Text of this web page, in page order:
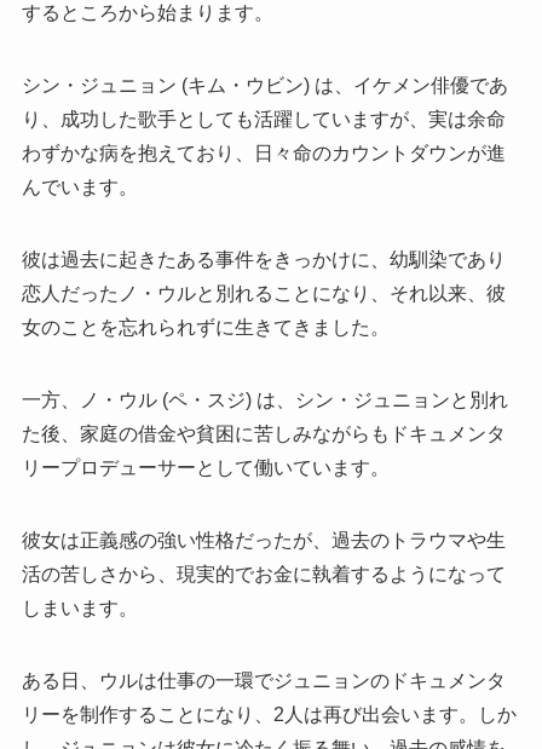
するところから始まります。
シン・ジュニョン (キム・ウビン) は、イケメン俳優であ
り、成功した歌手としても活躍していますが、実は余命
わずかな病を抱えており、日々命のカウントダウンが進
んでいます。
彼は過去に起きたある事件をきっかけに、幼馴染であり
恋人だったノ・ウルと別れることになり、それ以来、彼
女のことを忘れられずに生きてきました。
一方、ノ・ウル (ペ・スジ) は、シン・ジュニョンと別れ
た後、家庭の借金や貧困に苦しみながらもドキュメンタ
リープロデューサーとして働いています。
彼女は正義感の強い性格だったが、過去のトラウマや生
活の苦しさから、現実的でお金に執着するようになって
しまいます。
ある日、ウルは仕事の一環でジュニョンのドキュメンタ
リーを制作することになり、2人は再び出会います。しか